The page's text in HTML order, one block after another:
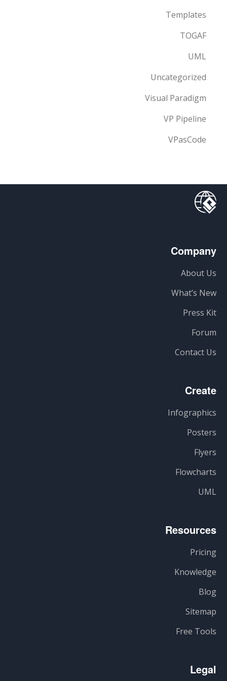
Templates
TOGAF
UML
Uncategorized
Visual Paradigm
VP Pipeline
VPasCode
Company
About Us
What’s New
Press Kit
Forum
Contact Us
Create
Infographics
Posters
Flyers
Flowcharts
UML
Resources
Pricing
Knowledge
Blog
Sitemap
Free Tools
Legal